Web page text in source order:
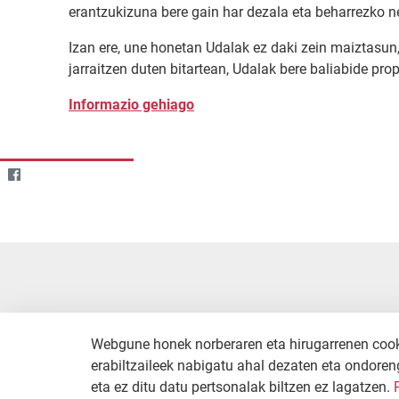
erantzukizuna bere gain har dezala eta beharrezko
Izan ere, une honetan Udalak ez daki zein
jarraitzen duten bitartean, Udalak bere baliabide
Informazio gehiago
Webgune honek norberaren eta hirugarrenen
erabiltzaileek nabigatu ahal dezaten eta
eta ez ditu datu pertsonalak biltzen ez lagatzen.